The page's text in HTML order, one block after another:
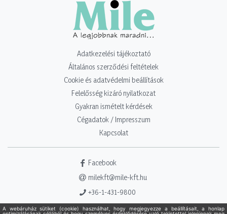
Adatkezelési tájékoztató
Általános szerződési feltételek
Cookie és adatvédelmi beállítások
Felelősség kizáró nyilatkozat
Gyakran ismételt kérdések
Cégadatok / Impresszum
Kapcsolat
Facebook
milekft@mile-kft.hu
+36-1-431-9800